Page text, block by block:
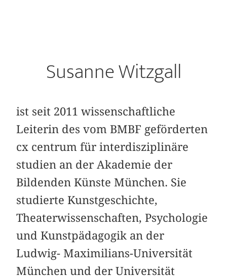
Susanne Witzgall
ist seit 2011 wissenschaftliche
Leiterin des vom BMBF geförderten
cx centrum für interdisziplinäre
studien an der Akademie der
Bildenden Künste München. Sie
studierte Kunstgeschichte,
Theaterwissenschaften, Psychologie
und Kunstpädagogik an der
Ludwig- Maximilians-Universität
München und der Universität